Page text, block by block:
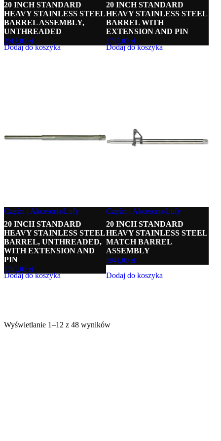
20 INCH STANDARD
HEAVY STAINLESS STEEL
BARREL ASSEMBLY,
UNTHREADED
2012,00 zł
Dodaj do koszyka
20 INCH STANDARD
HEAVY STAINLESS STEEL
BARREL WITH
EXTENSION AND PIN
1765,00zł
Dodaj do koszyka
Części i Akcesoria/Lufy
20 INCH STANDARD
HEAVY STAINLESS STEEL
BARREL, UNTHREADED,
WITH EXTENSION AND
PIN
1765,00 zł
Dodaj do koszyka
Części i Akcesoria/Lufy
20 INCH STANDARD
HEAVY STAINLESS STEEL
MATCH BARREL
ASSEMBLY
1941,00zł
Dodaj do koszyka
Wyświetlanie 1–12 z 48 wyników